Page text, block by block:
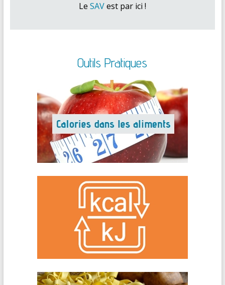
Le SAVest par ici !
Outils Pratiques